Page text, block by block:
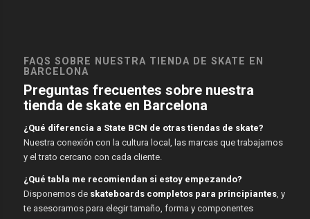
FAQS SOBRE NUESTRA TIENDA DE SKATE EN
BARCELONA
Preguntas frecuentes sobre nuestra
tienda de skate en Barcelona
¿Qué diferencia a State BCN de otras tiendas de skate?
Nuestra conexión con la cultura local, las marcas que trabajamos
y el trato cercano con cada cliente.
¿Qué tabla me recomiendan si estoy empezando?
Disponemos de skateboards completos para principiantes, y
te asesoramos para elegir tamaño, forma y componentes